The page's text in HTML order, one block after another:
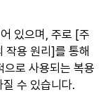
있으며, 주로 [주
작용 원리]를 통해
로 사용되는 복용
수 있습니다.